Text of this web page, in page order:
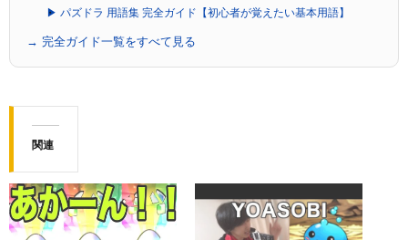
▶ パズドラ 用語集 完全ガイド【初心者が覚えたい基本用語】
→ 完全ガイド一覧をすべて見る
関連